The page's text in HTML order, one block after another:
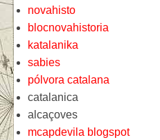
novahisto
blocnovahistoria
katalanika
sabies
pólvora catalana
catalanica
alcaçoves
mcapdevila blogspot